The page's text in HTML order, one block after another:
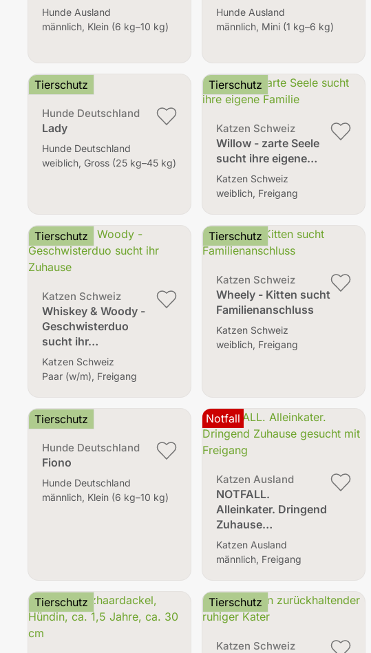
Hunde Ausland
männlich, Klein (6 kg–10 kg)
Hunde Ausland
männlich, Mini (1 kg–6 kg)
Hunde Deutschland
Lady
Tierschutz
Hunde Deutschland
weiblich, Gross (25 kg–45 kg)
Katzen Schweiz
Willow - zarte Seele
sucht ihre eigene…
Tierschutz
Katzen Schweiz
weiblich, Freigang
Katzen Schweiz
Whiskey & Woody -
Geschwisterduo
sucht ihr…
Tierschutz
Katzen Schweiz
Paar (w/m), Freigang
Katzen Schweiz
Wheely - Kitten sucht
Familienanschluss
Tierschutz
Katzen Schweiz
weiblich, Freigang
Hunde Deutschland
Fiono
Tierschutz
Hunde Deutschland
männlich, Klein (6 kg–10 kg)
Katzen Ausland
NOTFALL.
Alleinkater. Dringend
Zuhause…
Notfall
Katzen Ausland
männlich, Freigang
Tierschutz
Katzen Schweiz
Tierschutz